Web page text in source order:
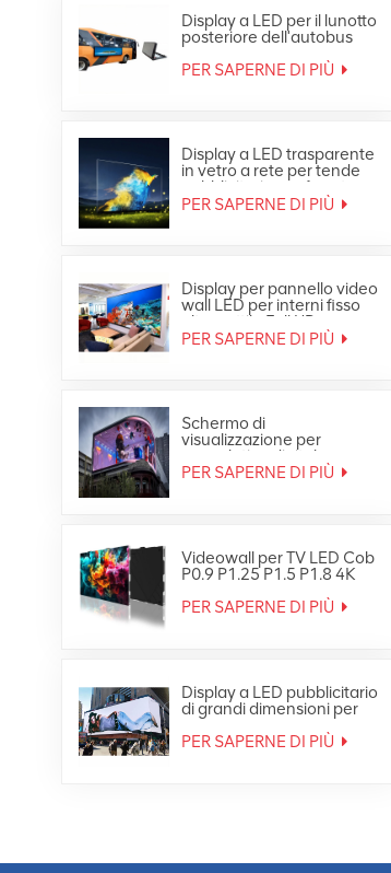
Display a LED per il lunotto
posteriore dell'autobus
pubblicitario a colori per
esterni
PER SAPERNE DI PIÙ
Display a LED trasparente
in vetro a rete per tende
pubblicitarie per finestre
PER SAPERNE DI PIÙ
Display per pannello video
wall LED per interni fisso
ultra sottile Full HD
PER SAPERNE DI PIÙ
Schermo di
visualizzazione per
segnaletica digitale per
video wall LED
PER SAPERNE DI PIÙ
Videowall per TV LED Cob
P0.9 P1.25 P1.5 P1.8 4K
PER SAPERNE DI PIÙ
Display a LED pubblicitario
di grandi dimensioni per
esterni Ultra HD 4K
PER SAPERNE DI PIÙ